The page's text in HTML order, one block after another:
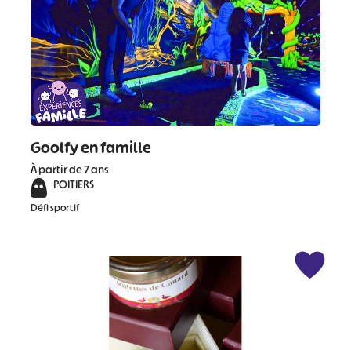
Goolfy en famille
À partir de 7 ans
POITIERS
Défi sportif